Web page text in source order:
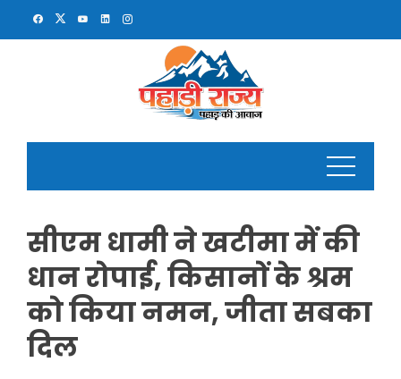
सीएम धामी ने खटीमा में की
धान रोपाई, किसानों के श्रम
को किया नमन, जीता सबका
दिल